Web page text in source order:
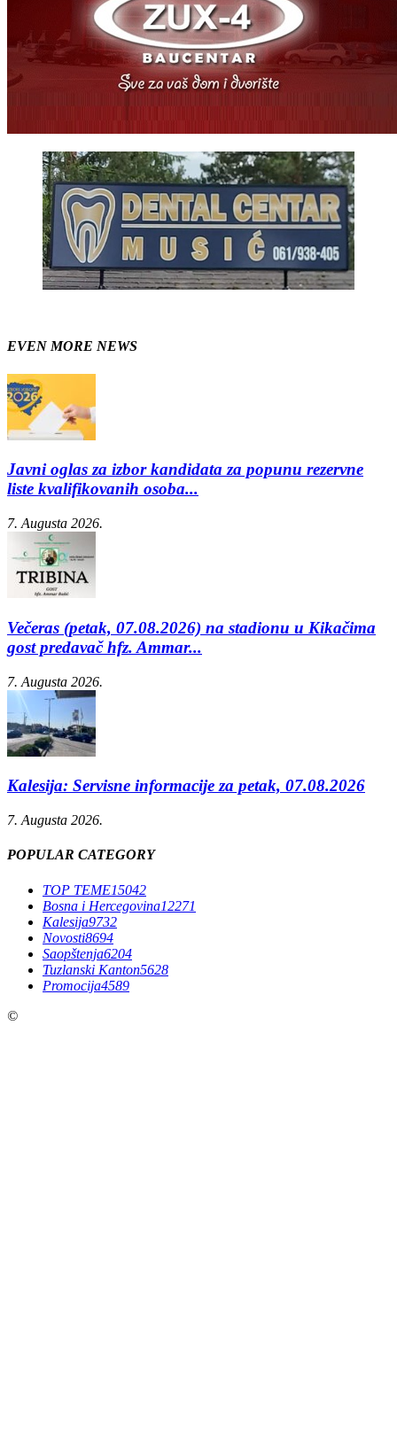
EVEN MORE NEWS
Javni oglas za izbor kandidata za popunu rezervne
liste kvalifikovanih osoba...
7. Augusta 2026.
Večeras (petak, 07.08.2026) na stadionu u Kikačima
gost predavač hfz. Ammar...
7. Augusta 2026.
Kalesija: Servisne informacije za petak, 07.08.2026
7. Augusta 2026.
POPULAR CATEGORY
TOP TEME15042
Bosna i Hercegovina12271
Kalesija9732
Novosti8694
Saopštenja6204
Tuzlanski Kanton5628
Promocija4589
©